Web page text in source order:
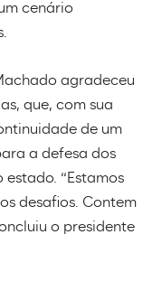
cenário
agradeceu
que, com sua
de um
a defesa dos
“Estamos
desafios. Contem
o presidente